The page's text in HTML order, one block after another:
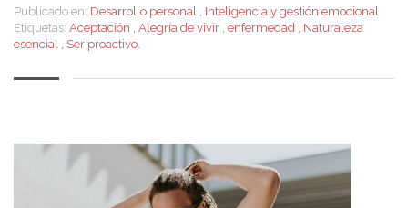
Publicado en: Desarrollo personal , Inteligencia y gestión emocional
Etiquetas: Aceptación , Alegría de vivir , enfermedad , Naturaleza
esencial , Ser proactivo.